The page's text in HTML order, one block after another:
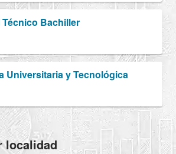
Bachiller
Universitaria y Tecnológica
localidad